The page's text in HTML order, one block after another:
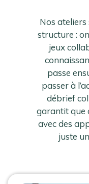
Nos
structure :
jeux
passe
passer à
débrief
garantit que
avec des
juste